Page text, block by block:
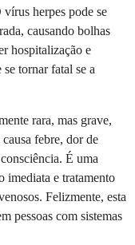
vírus herpes pode se
causando bolhas
hospitalização e
tornar fatal se a
rara, mas grave,
febre, dor de
É uma
imediata e tratamento
Felizmente, esta
pessoas com sistemas